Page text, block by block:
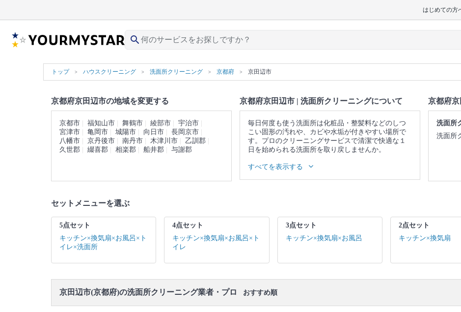
はじめての方
search
トップ ハウスクリーニング 洗面所クリーニング 京都府 京田辺市
京都府京田辺市の地域を変更する
京都市 福知山市 舞鶴市 綾部市
宇治市
宮津市
亀岡市 城陽市 向日市
長岡京市
八幡市
京丹後市 南丹市 木津川市
乙訓郡
久世郡
綴喜郡 相楽郡 船井郡 与謝郡
京都府京田辺市 | 洗面所クリーニングについて
毎日何度も使う洗面所は化粧品・整髪料などのしつ
こい固形の汚れや、カビや水垢が付きやすい場所で
す。プロのクリーニングサービスで清潔で快適な１
日を始められる洗面所を取り戻しませんか。
▼表示価格に含まれる洗面所クリーニングの作業範
囲
すべてを表示する
京都府
洗面所
洗面所
セットメニューを選ぶ
5点セット
キッチン×換気扇×お風呂×ト
イレ×洗面所
4点セット
キッチン×換気扇×お風呂×ト
イレ
3点セット
キッチン×換気扇×お風呂
2点セット
キッチン×換気扇
京田辺市(京都府)の洗面所クリーニング業者・プロ おすすめ順